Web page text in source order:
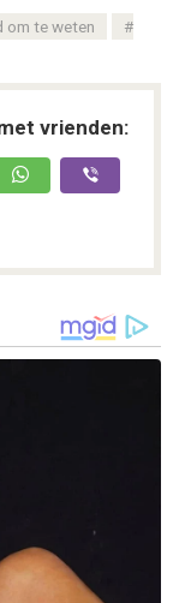
om te weten
vrienden: